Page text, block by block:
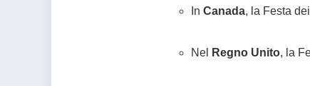
In Canada, la Festa
Nel Regno Unito, la